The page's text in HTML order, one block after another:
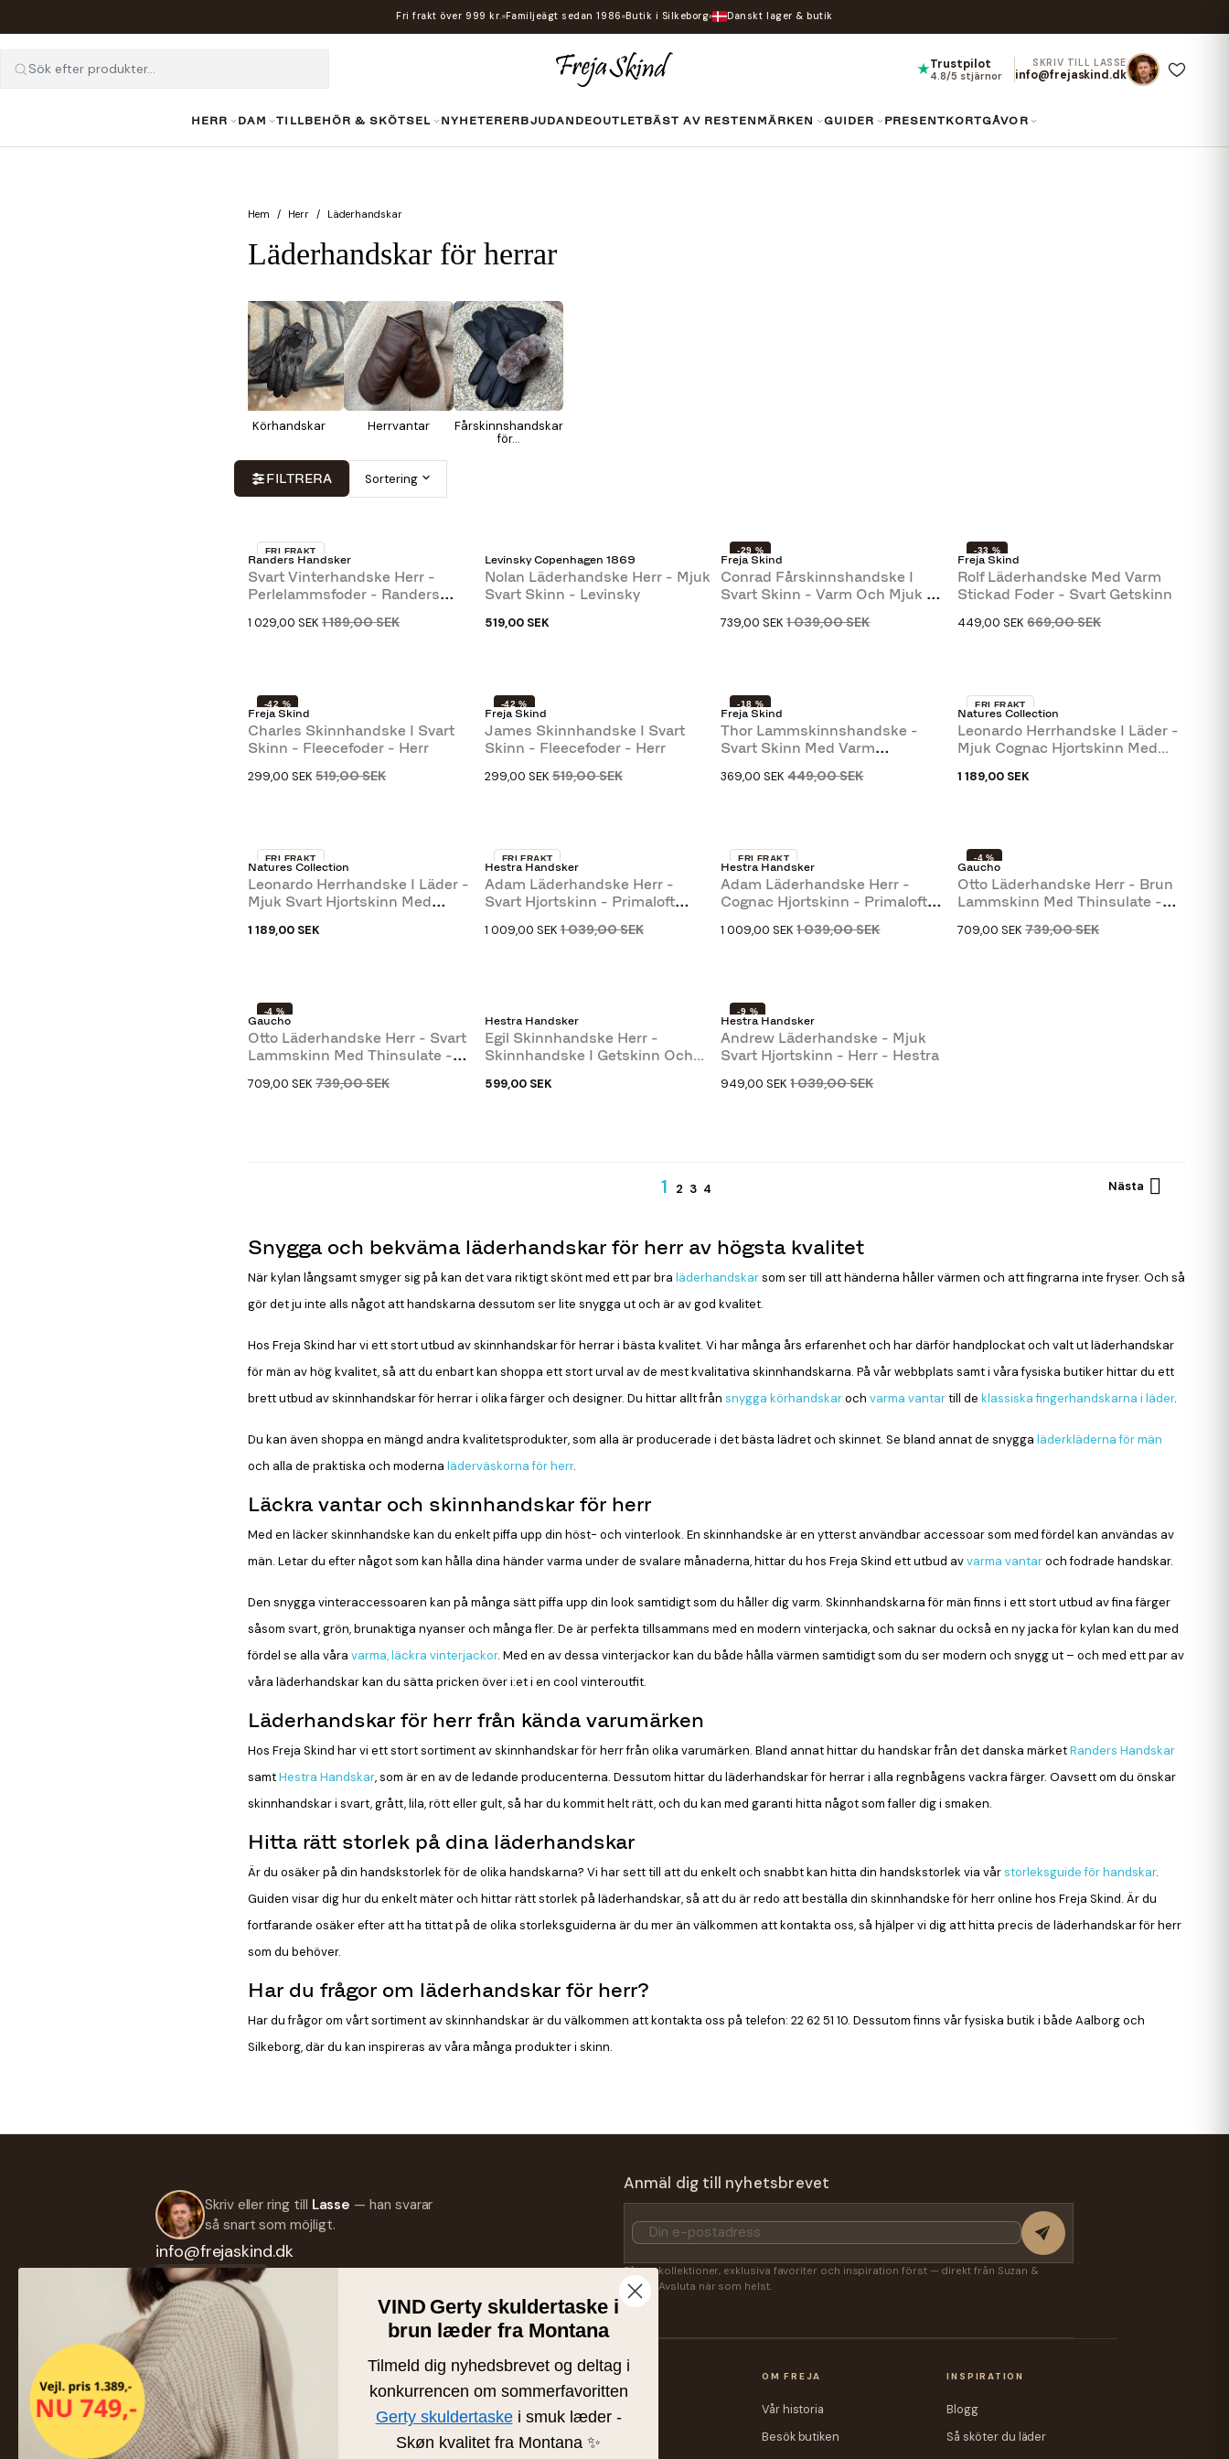
Fri frakt över 999 kr. Familjeägt sedan 1986 Butik i Silkeborg Danskt lager & butik
Sök efter produkter... ★Trustpilot
4.8/5 stjärnor
SKRIV TILL LASSE
info@frejaskind.dk
HERR DAM TILLBEHÖR & SKÖTSEL NYHETER ERBJUDANDE OUTLET BÄST AV RESTEN MÄRKEN GUIDER PRESENTKORT GÅVOR
Hem Herr Läderhandskar
Läderhandskar för herrar
Körhandskar Herrvantar
Fårskinnshandskar
för...
FILTRERA Sortering
Randers Handsker
Svart Vinterhandske Herr -
Perlelammsfoder - Randers
1 029,00 SEK 1 189,00 SEK
-13 %
FRI FRAKT
Levinsky Copenhagen 1869
Nolan Läderhandske Herr - Mjuk
Svart Skinn - Levinsky
519,00 SEK
Freja Skind
Conrad Fårskinnshandske I
Svart Skinn - Varm Och Mjuk -
739,00 SEK 1 039,00 SEK
-29 %
Freja Skind
Rolf Läderhandske Med Varm
Stickad Foder - Svart Getskinn
449,00 SEK 669,00 SEK
-33 %
Freja Skind
Charles Skinnhandske I Svart
Skinn - Fleecefoder - Herr
299,00 SEK 519,00 SEK
-42 %
Freja Skind
James Skinnhandske I Svart
Skinn - Fleecefoder - Herr
299,00 SEK 519,00 SEK
-42 %
SLUT I LAGER
Freja Skind
Thor Lammskinnshandske -
Svart Skinn Med Varm
369,00 SEK 449,00 SEK
-18 %
Natures Collection
Leonardo Herrhandske I Läder -
Mjuk Cognac Hjortskinn Med...
1 189,00 SEK
FRI FRAKT
Natures Collection
Leonardo Herrhandske I Läder -
Mjuk Svart Hjortskinn Med
1 189,00 SEK
FRI FRAKT
Hestra Handsker
Adam Läderhandske Herr -
Svart Hjortskinn - Primaloft
1 009,00 SEK 1 039,00 SEK
-3 %
FRI FRAKT
Hestra Handsker
Adam Läderhandske Herr -
Cognac Hjortskinn - Primaloft
1 009,00 SEK 1 039,00 SEK
-3 %
FRI FRAKT
Gaucho
Otto Läderhandske Herr - Brun
Lammskinn Med Thinsulate -
709,00 SEK 739,00 SEK
-4 %
Gaucho
Otto Läderhandske Herr - Svart
Lammskinn Med Thinsulate -
709,00 SEK 739,00 SEK
-4 %
Hestra Handsker
Egil Skinnhandske Herr -
Skinnhandske I Getskinn Och...
599,00 SEK
Hestra Handsker
Andrew Läderhandske - Mjuk
Svart Hjortskinn - Herr - Hestra
949,00 SEK 1 039,00 SEK
-9 %
1 2 3 4 Nästa 
Snygga och bekväma läderhandskar för herr av högsta kvalitet
När kylan långsamt smyger sig på kan det vara riktigt skönt med ett par bra läderhandskarsom ser till att händerna håller värmen och att fingrarna inte fryser. Och så
gör det ju inte alls något att handskarna dessutom ser lite snygga ut och är av god kvalitet.
Hos Freja Skind har vi ett stort utbud av skinnhandskar för herrar i bästa kvalitet. Vi har många års erfarenhet och har därför handplockat och valt ut läderhandskar
för män av hög kvalitet, så att du enbart kan shoppa ett stort urval av de mest kvalitativa skinnhandskarna. På vår webbplats samt i våra fysiska butiker hittar du ett
brett utbud av skinnhandskar för herrar i olika färger och designer. Du hittar allt från snygga körhandskaroch varma vantartill de klassiska fingerhandskarna i läder.
Du kan även shoppa en mängd andra kvalitetsprodukter, som alla är producerade i det bästa lädret och skinnet. Se bland annat de snygga läderkläderna för män
och alla de praktiska och moderna läderväskorna för herr.
Läckra vantar och skinnhandskar för herr
Med en läcker skinnhandske kan du enkelt piffa upp din höst- och vinterlook. En skinnhandske är en ytterst användbar accessoar som med fördel kan användas av
män. Letar du efter något som kan hålla dina händer varma under de svalare månaderna, hittar du hos Freja Skind ett utbud avvarma vantaroch fodrade handskar.
Den snygga vinteraccessoaren kan på många sätt piffa upp din look samtidigt som du håller dig varm. Skinnhandskarna för män finns i ett stort utbud av fina färger
såsom svart, grön, brunaktiga nyanser och många fler. De är perfekta tillsammans med en modern vinterjacka, och saknar du också en ny jacka för kylan kan du med
fördel se alla våra varma, läckra vinterjackor. Med en av dessa vinterjackor kan du både hålla värmen samtidigt som du ser modern och snygg ut – och med ett par av
våra läderhandskar kan du sätta pricken över i:et i en cool vinteroutfit.
Läderhandskar för herr från kända varumärken
Hos Freja Skind har vi ett stort sortiment av skinnhandskar för herr från olika varumärken. Bland annat hittar du handskar från det danska märketRanders Handskar
samtHestra Handskar, som är en av de ledande producenterna. Dessutom hittar du läderhandskar för herrar i alla regnbågens vackra färger. Oavsett om du önskar
skinnhandskar i svart, grått, lila, rött eller gult, så har du kommit helt rätt, och du kan med garanti hitta något som faller dig i smaken.
Hitta rätt storlek på dina läderhandskar
Är du osäker på din handskstorlek för de olika handskarna? Vi har sett till att du enkelt och snabbt kan hitta din handskstorlek via vårstorleksguide för handskar.
Guiden visar dig hur du enkelt mäter och hittar rätt storlek på läderhandskar, så att du är redo att beställa din skinnhandske för herr online hos Freja Skind. Är du
fortfarande osäker efter att ha tittat på de olika storleksguiderna är du mer än välkommen att kontakta oss, så hjälper vi dig att hitta precis de läderhandskar för herr
som du behöver.
Har du frågor om läderhandskar för herr?
Har du frågor om vårt sortiment av skinnhandskar är du välkommen att kontakta oss på telefon: 22 62 51 10. Dessutom finns vår fysiska butik i både Aalborg och
Silkeborg, där du kan inspireras av våra många produkter i skinn.
Skriv eller ring till Lasse — han svarar
så snart som möjligt.
info@frejaskind.dk
Retur eller byte
Anmäl dig till nyhetsbrevet
Få nya kollektioner, exklusiva favoriter och inspiration först — direkt från Suzan &
Lasse. Avsluta när som helst.
Familjeägd läder- och skinnbutik
från Silkeborg. Handplockat läder
Nyheter
Dam
KUNDSERVICE
Kontakt
Fraktpriser
OM FREJA
Vår historia
Besök butiken
INSPIRATION
Blogg
Så sköter du läder
VIND Gerty skuldertaske i
brun læder fra Montana
Tilmeld dig nyhedsbrevet og deltag i
konkurrencen om sommerfavoritten
Gerty skuldertaskei smuk læder -
Skøn kvalitet fra Montana ✨